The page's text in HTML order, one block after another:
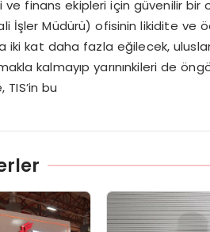
ve finans ekipleri için güvenilir
İşler Müdürü) ofisinin likidite ve ö
iki kat daha fazla eğilecek,
kalmayıp yarınınkileri deöng
TIS’in bu